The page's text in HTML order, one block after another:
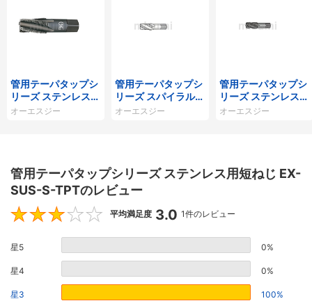
管用テーパタップシ
リーズ ステンレス用
EX-SUS-TPT
オーエスジー
管用テーパタップシ
リーズ スパイラルタ
ップ短ねじ SFT-S-
オーエスジー
管用テーパタップシ
リーズ ステンレス用
スパイラルタップ短
オーエスジー
管用テーパタップシリーズ ステンレス用短ねじ EX-
SUS-S-TPTのレビュー
3
平均満足度 3.0 1件のレビュー
星5 0%
星4 0%
星3 100%